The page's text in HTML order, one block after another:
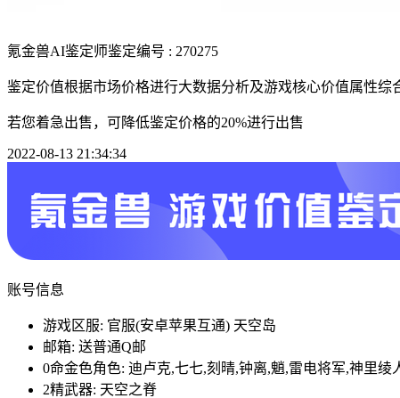
氪金兽AI鉴定师鉴定编号 : 270275
鉴定价值根据市场价格进行大数据分析及游戏核心价值属性综
若您着急出售，可降低鉴定价格的20%进行出售
2022-08-13 21:34:34
账号信息
游戏区服: 官服(安卓苹果互通) 天空岛
邮箱: 送普通Q邮
0命金色角色: 迪卢克,七七,刻晴,钟离,魈,雷电将军,神里绫
2精武器: 天空之脊